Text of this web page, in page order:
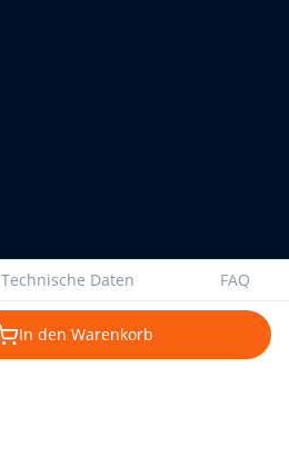
Technische Daten FAQ
In den Warenkorb